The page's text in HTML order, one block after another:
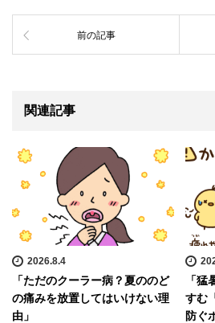
前の記事
関連記事
2026.8.4
「ただのクーラー病？夏ののど
の痛みを放置してはいけない理
由」
「
すむ
防ぐ